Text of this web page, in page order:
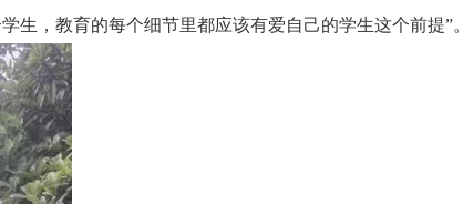
生，教育的每个细节里都应该有爱自己的学生这个前提”。